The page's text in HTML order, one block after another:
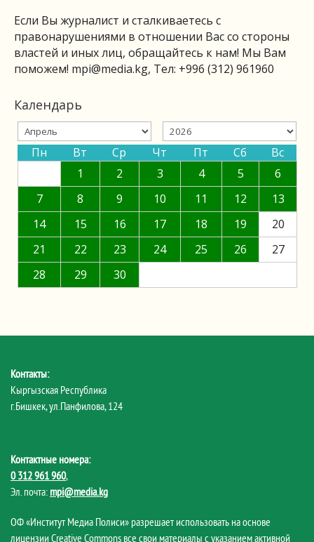
Если Вы журналист и сталкиваетесь с
правонарушениями в отношении Вас со стороны
властей и иных лиц, обращайтесь к нам! Мы Вам
поможем! mpi@media.kg, Тел: +996 (312) 961960
Календарь
Пн Вт Ср Чт Пт Сб
Вс
1
2 3 4 5
6
7
8 9 10 11 12
13
14
15 16 17 18 19
20
21
22 23 24 25 26
27
28
29 30
Контакты:
Кыргызская Республика
г.Бишкек, ул.Панфилова, 124
Контактные номера:
0 312 961 960,
Эл. почта: mpi@media.kg
ОФ «Институт Медиа Полиси» разрешает использовать на основе
лицензии Creative Commons все свои материалы с указанием активной